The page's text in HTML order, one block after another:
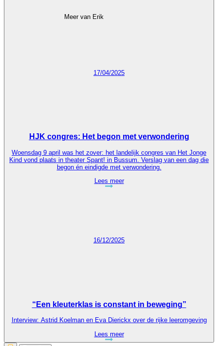
Meer van Erik
17/04/2025
HJK congres: Het begon met verwondering
Woensdag 9 april was het zover: het landelijk congres van Het Jonge
Kind vond plaats in theater Spant! in Bussum. Verslag van een dag die
begon én eindigde met verwondering.
Lees meer
16/12/2025
“Een kleuterklas is constant in beweging”
Interview: Astrid Koelman en Eva Dierickx over de rijke leeromgeving
Lees meer